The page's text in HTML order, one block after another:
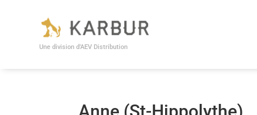
Une division d’AEV Distribution